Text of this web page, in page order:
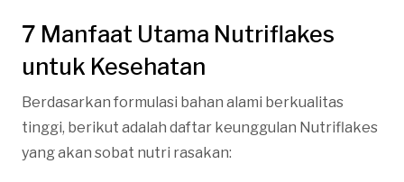
7 Manfaat Utama Nutriflakes
untuk Kesehatan
Berdasarkan formulasi bahan alami berkualitas
tinggi, berikut adalah daftar keunggulan Nutriflakes
yang akan sobat nutri rasakan: